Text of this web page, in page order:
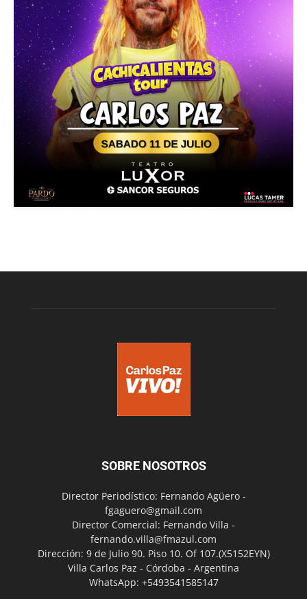
SOBRE NOSOTROS
Director Periodístico: Fernando Agüero -
fgaguero@gmail.com
Director Comercial: Fernando Villa -
fernando.villa@fmazul.com
Dirección: 9 de Julio 90. Piso 10. Of 107.(X5152EYN)
Villa Carlos Paz - Córdoba - Argentina
WhatsApp: +5493541585147